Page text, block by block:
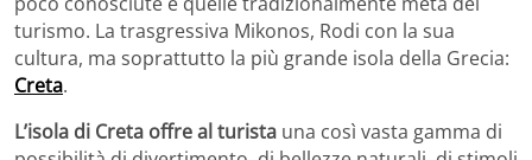
turismo. La trasgressiva Mikonos, Rodi con la sua
cultura, ma soprattutto la più grande isola della Grecia:
Creta.
L’isola di Creta offre al turista una così vasta gamma di